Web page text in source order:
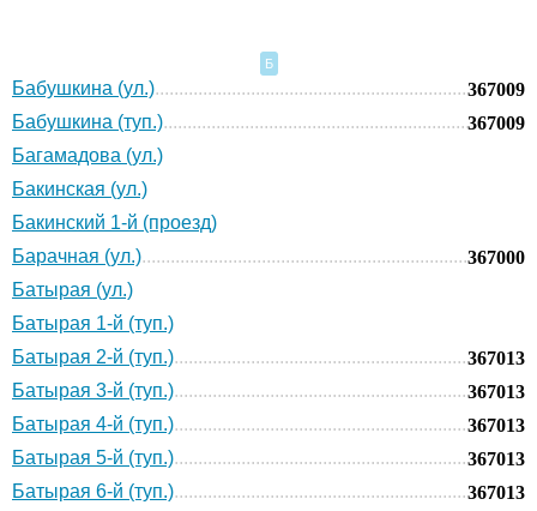
Б
Бабушкина (ул.)
367009
Бабушкина (туп.)
367009
Багамадова (ул.)
Бакинская (ул.)
Бакинский 1-й (проезд)
Барачная (ул.)
367000
Батырая (ул.)
Батырая 1-й (туп.)
Батырая 2-й (туп.)
367013
Батырая 3-й (туп.)
367013
Батырая 4-й (туп.)
367013
Батырая 5-й (туп.)
367013
Батырая 6-й (туп.)
367013